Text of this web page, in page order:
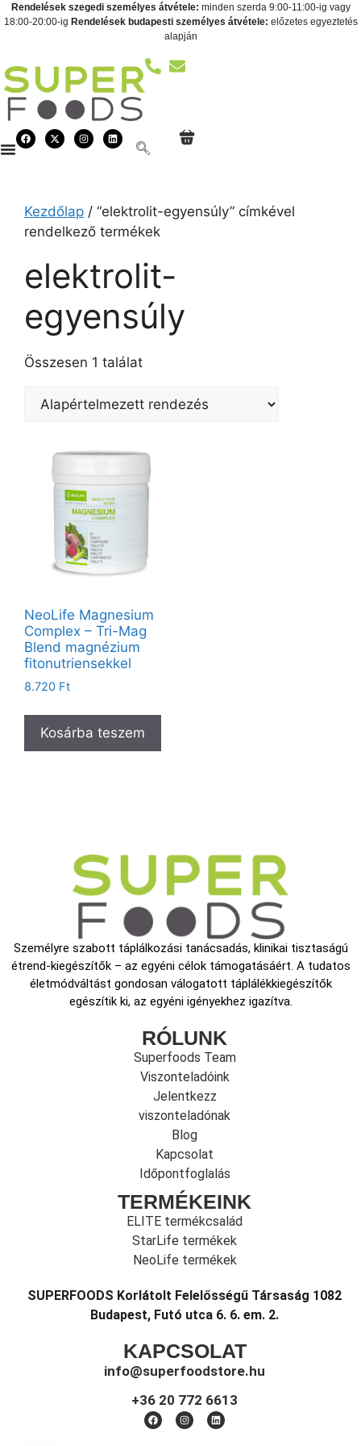
Rendelések szegedi személyes átvétele: minden szerda 9:00-11:00-ig vagy
18:00-20:00-ig Rendelések budapesti személyes átvétele: előzetes egyeztetés
alapján
Kezdőlap / “elektrolit-egyensúly” címkével
rendelkező termékek
elektrolit-
egyensúly
Összesen 1 találat
NeoLife Magnesium
Complex – Tri-Mag
Blend magnézium
fitonutriensekkel
8.720 Ft
Kosárba teszem
Személyre szabott táplálkozási tanácsadás, klinikai tisztaságú
étrend-kiegészítők – az egyéni célok támogatásáért. A tudatos
életmódváltást gondosan válogatott táplálékkiegészítők
egészítik ki, az egyéni igényekhez igazítva.
RÓLUNK
Superfoods Team
Viszonteladóink
Jelentkezz
viszonteladónak
Blog
Kapcsolat
Időpontfoglalás
TERMÉKEINK
ELITE termékcsalád
StarLife termékek
NeoLife termékek
SUPERFOODS Korlátolt Felelősségű Társaság 1082
Budapest, Futó utca 6. 6. em. 2.
KAPCSOLAT
info@superfoodstore.hu
+36 20 772 6613